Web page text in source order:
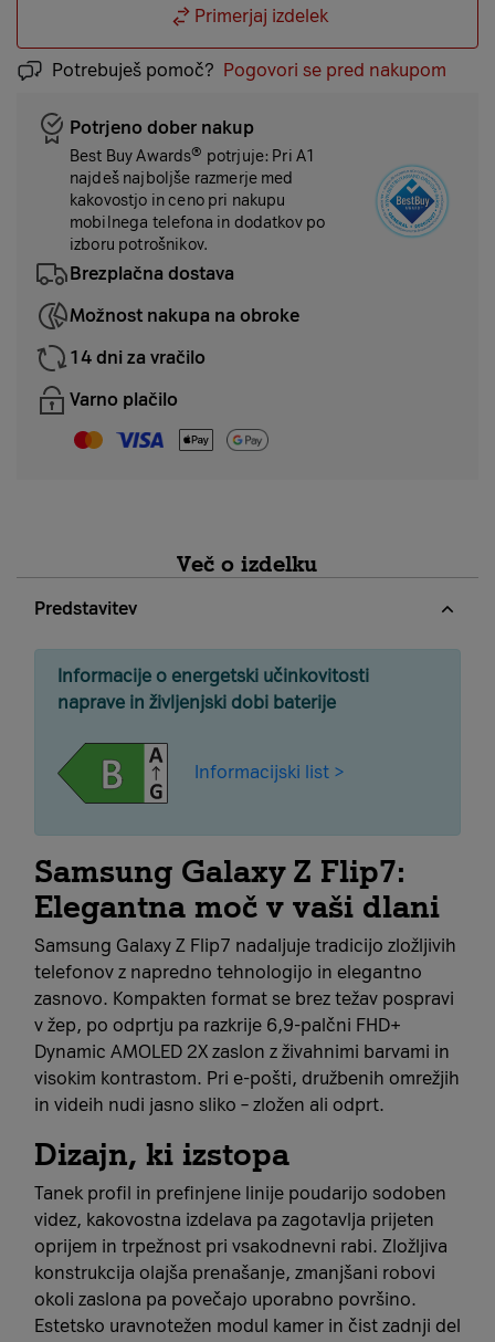
Primerjaj izdelek
Potrebuješ pomoč? Pogovori se pred nakupom
Potrjeno dober nakup
Best Buy Awards® potrjuje: Pri A1
najdeš najboljše razmerje med
kakovostjo in ceno pri nakupu
mobilnega telefona in dodatkov po
izboru potrošnikov.
Brezplačna dostava
Možnost nakupa na obroke
14 dni za vračilo
Varno plačilo
Več o izdelku
Predstavitev
Informacije o energetski učinkovitosti
naprave in življenjski dobi baterije
Informacijski list >
Samsung Galaxy Z Flip7:
Elegantna moč v vaši dlani
Samsung Galaxy Z Flip7 nadaljuje tradicijo zložljivih
telefonov z napredno tehnologijo in elegantno
zasnovo. Kompakten format se brez težav pospravi
v žep, po odprtju pa razkrije 6,9‑palčni FHD+
Dynamic AMOLED 2X zaslon z živahnimi barvami in
visokim kontrastom. Pri e‑pošti, družbenih omrežjih
in videih nudi jasno sliko – zložen ali odprt.
Dizajn, ki izstopa
Tanek profil in prefinjene linije poudarijo sodoben
videz, kakovostna izdelava pa zagotavlja prijeten
oprijem in trpežnost pri vsakodnevni rabi. Zložljiva
konstrukcija olajša prenašanje, zmanjšani robovi
okoli zaslona pa povečajo uporabno površino.
Estetsko uravnotežen modul kamer in čist zadnji del